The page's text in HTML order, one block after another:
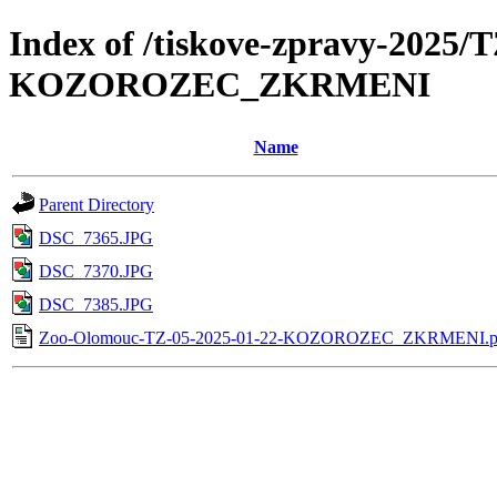
Index of /tiskove-zpravy-2025/
KOZOROZEC_ZKRMENI
Name
Parent Directory
DSC_7365.JPG
DSC_7370.JPG
DSC_7385.JPG
Zoo-Olomouc-TZ-05-2025-01-22-